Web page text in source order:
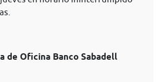
de Oficina Banco Sabadell